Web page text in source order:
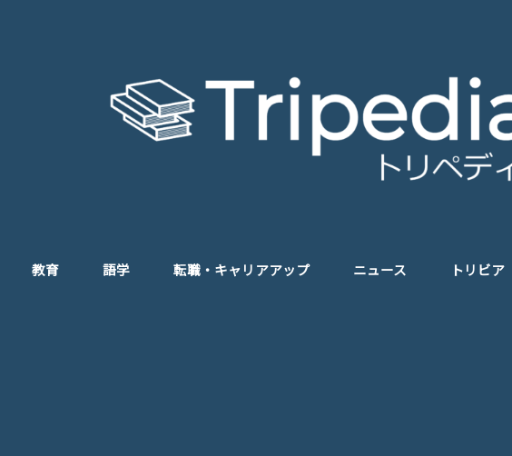
教育 語学 転職・キャリアアップ ニュース トリビア